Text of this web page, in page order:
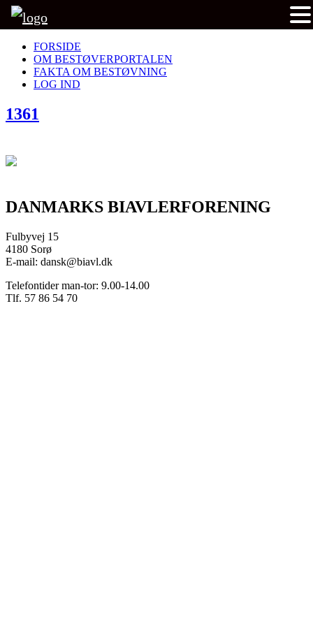
FORSIDE
OM BESTØVERPORTALEN
FAKTA OM BESTØVNING
LOG IND
1361
DANMARKS BIAVLERFORENING
Fulbyvej 15
4180 Sorø
E-mail: dansk@biavl.dk
Telefontider man-tor: 9.00-14.00
Tlf. 57 86 54 70